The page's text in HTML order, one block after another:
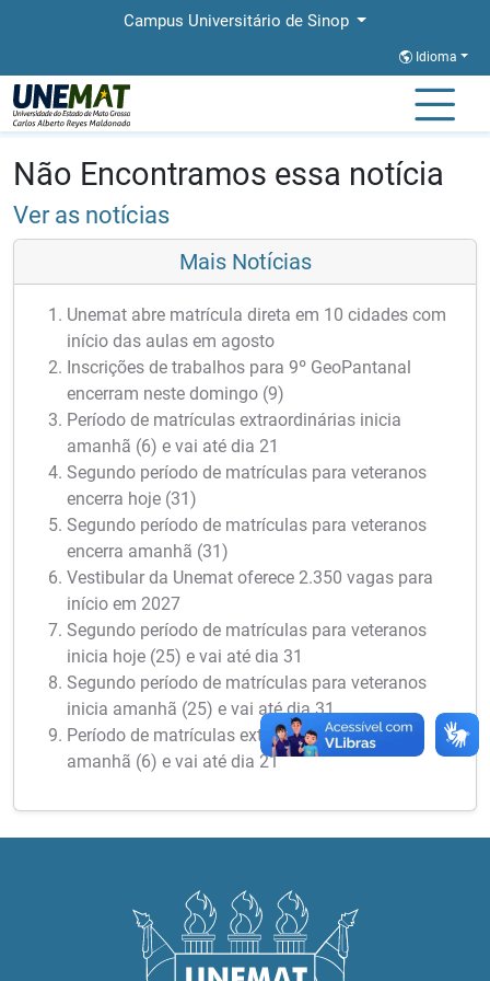
Campus Universitário de Sinop
Idioma
Página Inicial
Não Encontramos essa notícia
Ver as notícias
Mais Notícias
Unemat abre matrícula direta em 10 cidades com
início das aulas em agosto
Inscrições de trabalhos para 9º GeoPantanal
encerram neste domingo (9)
Período de matrículas extraordinárias inicia
amanhã (6) e vai até dia 21
Segundo período de matrículas para veteranos
encerra hoje (31)
Segundo período de matrículas para veteranos
encerra amanhã (31)
Vestibular da Unemat oferece 2.350 vagas para
início em 2027
Segundo período de matrículas para veteranos
inicia hoje (25) e vai até dia 31
Segundo período de matrículas para veteranos
inicia amanhã (25) e vai até dia 31
Período de matrículas extraordinárias inicia
amanhã (6) e vai até dia 21